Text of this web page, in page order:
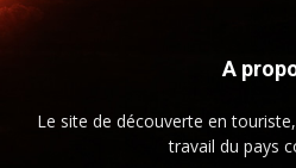
A
Le site de découverte en
travail du pays